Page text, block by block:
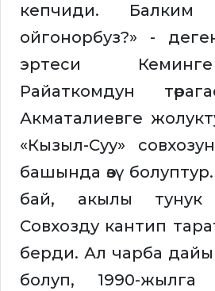
кепчиди.
ойгонорбуз?» -
эртеси
Райаткомдун
Акматалиевге
«Кызыл-Суу»
башында өзү
бай, акылы
Совхозду кантип
берди. Ал чарба
болуп, 1990-